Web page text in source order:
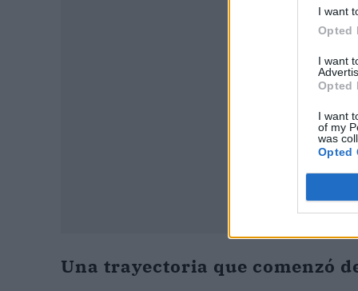
I want
Opted
I want
Opted
I want
of my
was
Opted
Una trayectoria que comenzó